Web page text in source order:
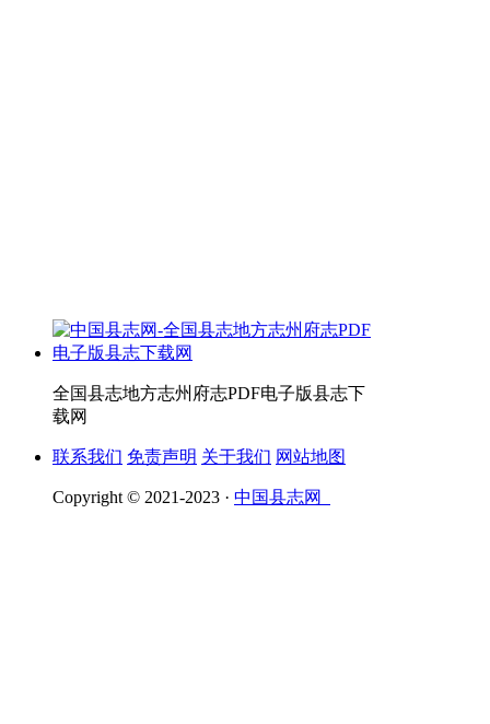
全国县志地方志州府志PDF电子版县志下
载网
联系我们 免责声明 关于我们 网站地图
Copyright © 2021-2023 · 中国县志网